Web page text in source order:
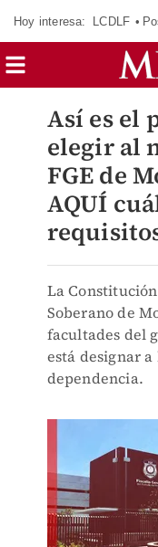
Hoy interesa: LCDLF
Así es el
elegir al
FGE de
AQUÍ
La
Soberano de
facultades del
está designar
dependencia.